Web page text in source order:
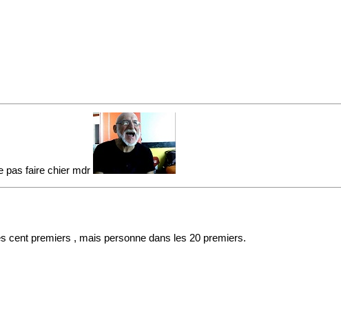
pas faire chier mdr
cent premiers , mais personne dans les 20 premiers.